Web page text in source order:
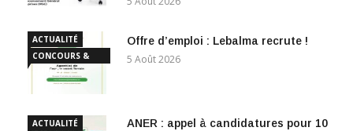
ACTUALITÉ
CONCOURS &
EMPLOI
Offre d’emploi : Lebalma recrute !
5 Août 2026
ACTUALITÉ
ANER : appel à candidatures pour 10